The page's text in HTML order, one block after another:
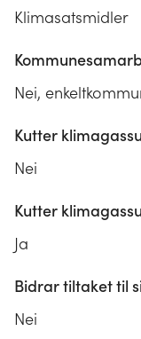
Klimasatsmidler
Nei,
Kutter
Nei
Kutter
Ja
Bidrar tiltaket til
Nei